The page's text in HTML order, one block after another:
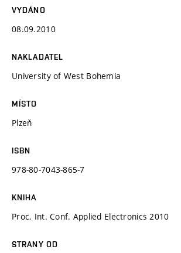
VYDÁNO
08.09.2010
NAKLADATEL
University of West Bohemia
MÍSTO
Plzeň
ISBN
978-80-7043-865-7
KNIHA
Proc. Int. Conf. Applied Electronics 2010
STRANY OD